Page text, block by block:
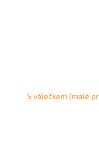
S válečkem (malé